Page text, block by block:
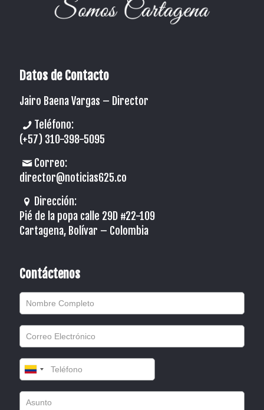
Datos de Contacto
Jairo Baena Vargas – Director
Teléfono:
(+57) 310-398-5095
Correo:
director@noticias625.co
Dirección:
Pié de la popa calle 29D #22-109
Cartagena, Bolívar – Colombia
Contáctenos